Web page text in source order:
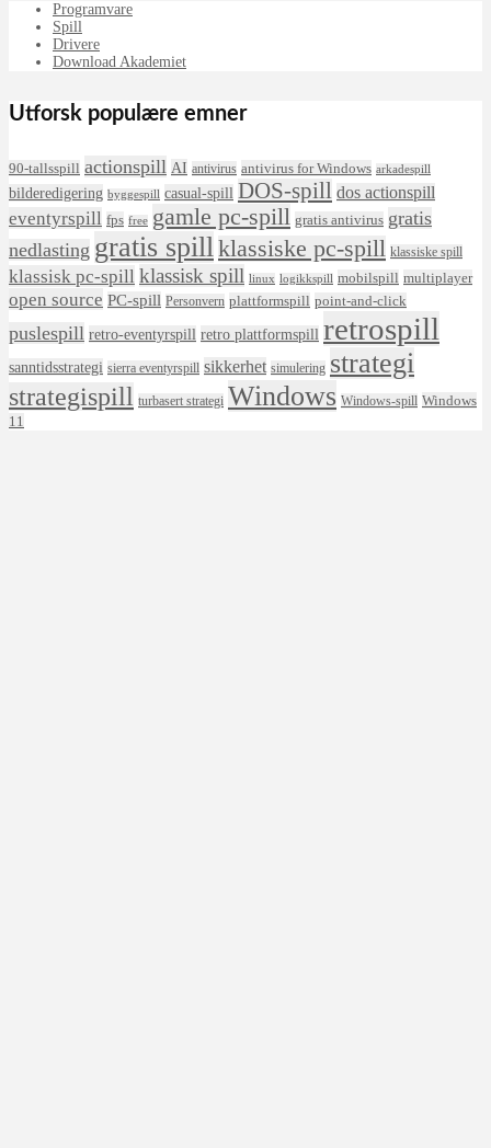
Programvare
Spill
Drivere
Download Akademiet
Utforsk populære emner
90-tallsspill actionspill AI antivirus antivirus for Windows arkadespill
bilderedigering byggespill casual-spill DOS-spill dos actionspill
eventyrspill fps free gamle pc-spill gratis antivirus gratis
nedlasting gratis spillklassiske pc-spill klassiske spill
klassisk pc-spill klassisk spill linux logikkspill mobilspill multiplayer
open source PC-spill Personvern plattformspill point-and-click
puslespill retro-eventyrspill retro plattformspill retrospill
sanntidsstrategi sierra eventyrspill sikkerhet simulering strategi
strategispill turbasert strategi Windows Windows-spill Windows
11